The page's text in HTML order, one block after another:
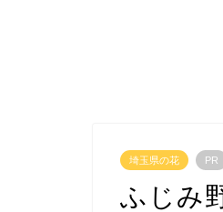
埼玉県の花 PR
ふじみ